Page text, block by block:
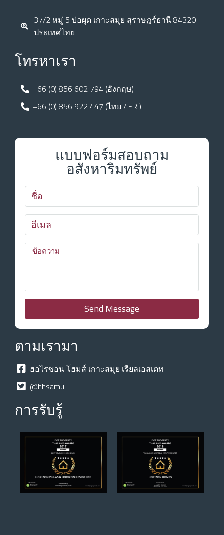
37/2 หมู่ 5 บ่อผุด เกาะสมุย สุราษฎร์ธานี 84320
ประเทศไทย
โทรหาเรา
+66 (0) 856 602 794 (อังกฤษ)
+66 (0) 856 922 447 (ไทย / FR )
แบบฟอร์มสอบถาม
อสังหาริมทรัพย์
Send Message
ตามเรามา
ฮอไรซอน โฮมส์ เกาะสมุย เรียลเอสเตท
@hhsamui
การรับรู้